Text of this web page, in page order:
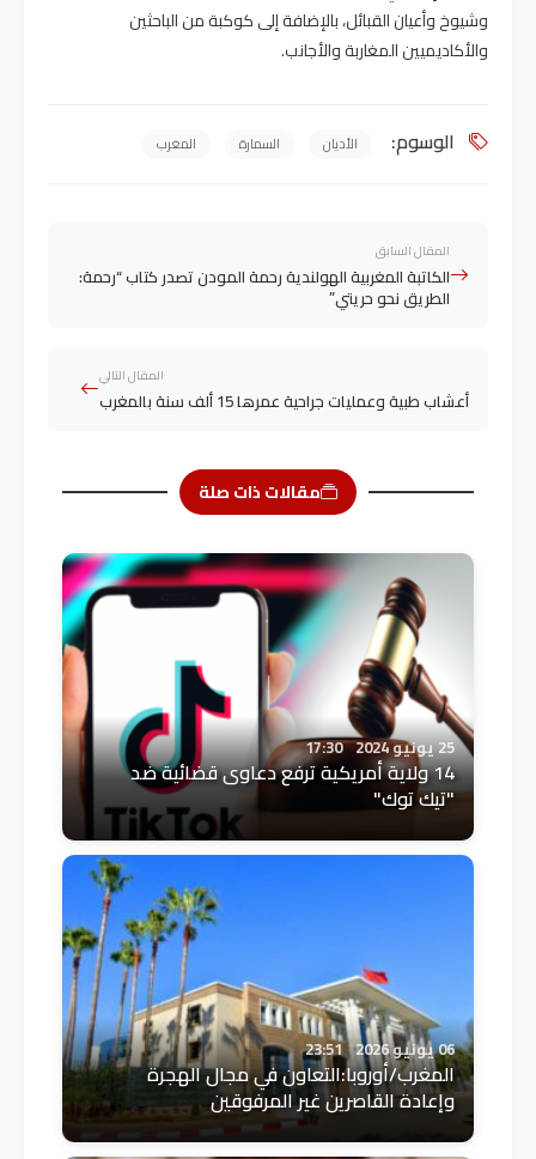
وشيوخ وأعيان القبائل، بالإضافة إلى كوكبة من الباحثين
والأكاديميين المغاربة والأجانب.
الوسوم: الأديان السمارة المغرب
المقال السابق
الكاتبة المغربية الهولندية رحمة المودن تصدر كتاب “رحمة:
الطريق نحو حريتي”
المقال التالي
أعشاب طبية وعمليات جراحية عمرها 15 ألف سنة بالمغرب
مقالات ذات صلة
25 يونيو 2024 17:30
14 ولاية أمريكية ترفع دعاوى قضائية ضد
"تيك توك"
06 يونيو 2026 23:51
المغرب/أوروبا:التعاون في مجال الهجرة
وإعادة القاصرين غير المرفوقين